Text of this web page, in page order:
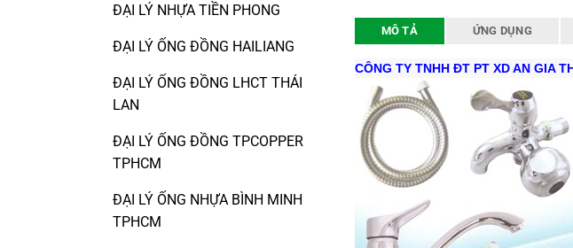
ĐẠI LÝ NHỰA TIỀN PHONG
ĐẠI LÝ ỐNG ĐỒNG HAILIANG
ĐẠI LÝ ỐNG ĐỒNG LHCT THÁI
LAN
ĐẠI LÝ ỐNG ĐỒNG TPCOPPER
TPHCM
ĐẠI LÝ ỐNG NHỰA BÌNH MINH
TPHCM
MÔ TẢ ỨNG DỤNG
CÔNG TY TNHH ĐT PT XD AN GIA